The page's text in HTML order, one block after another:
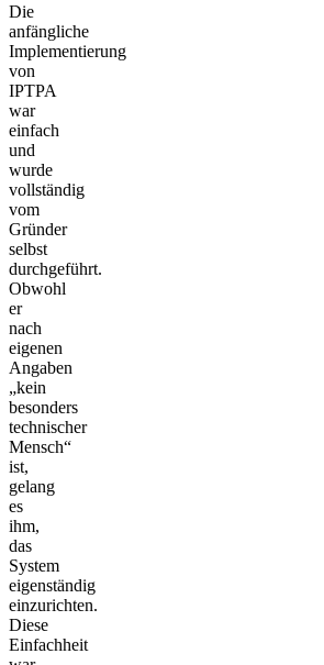
Die
anfängliche
Implementierung
von
IPTPA
war
einfach
und
wurde
vollständig
vom
Gründer
selbst
durchgeführt.
Obwohl
er
nach
eigenen
Angaben
„kein
besonders
technischer
Mensch“
ist,
gelang
es
ihm,
das
System
eigenständig
einzurichten.
Diese
Einfachheit